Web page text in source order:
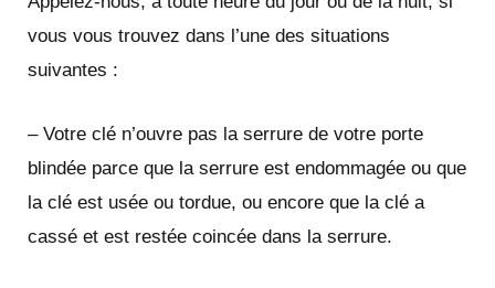
vous vous trouvez dans l’une des situations
suivantes :
– Votre clé n’ouvre pas la serrure de votre porte
blindée parce que la serrure est endommagée ou que
la clé est usée ou tordue, ou encore que la clé a
cassé et est restée coincée dans la serrure.